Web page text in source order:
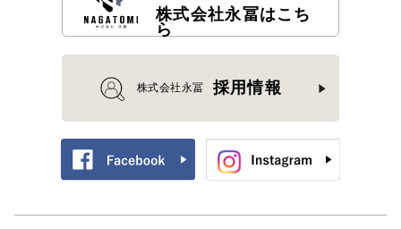
株式会社永冨はこち
ら
株式会社永冨 採用情報